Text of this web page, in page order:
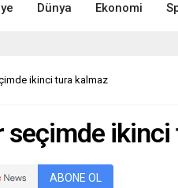
Dünya Ekonomi
ikinci tura kalmaz
ikinci
ABONE OL